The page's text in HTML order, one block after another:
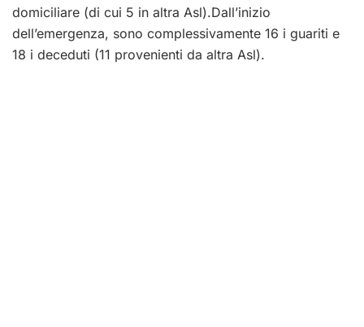
domiciliare (di cui 5 in altra Asl).Dall’inizio
dell’emergenza, sono complessivamente 16 i guariti e
18 i deceduti (11 provenienti da altra Asl).